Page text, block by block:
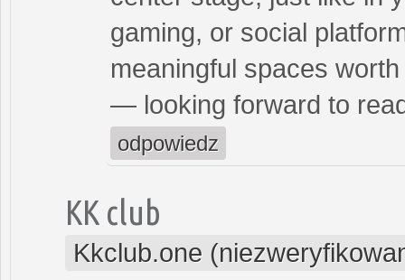
gaming, or social
meaningful spaces
— looking forward to
odpowiedz
KK club
Kkclub.one